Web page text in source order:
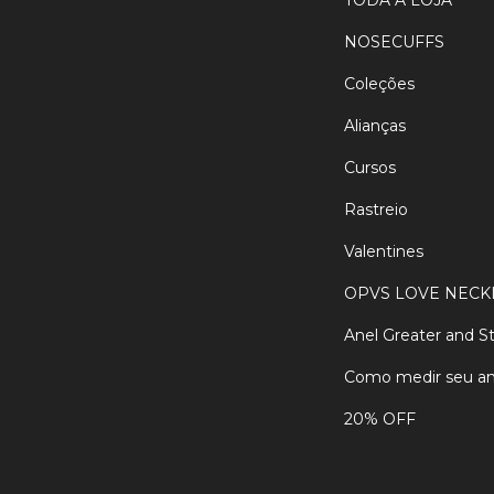
NOSECUFFS
Coleções
Alianças
Cursos
Rastreio
Valentines
OPVS LOVE
Anel Greater and
Como medir seu
20% OFF